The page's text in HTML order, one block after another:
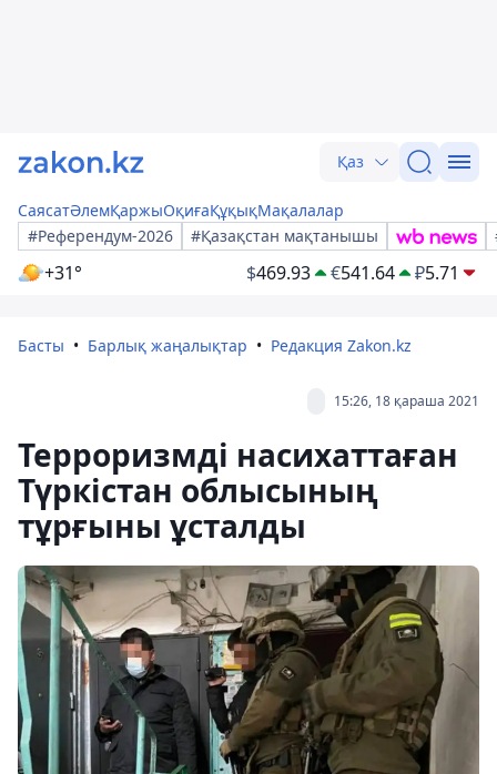
Қаз
СаясатӘлемҚаржыОқиғаҚұқықМақалалар
#Референдум-2026
#Қазақстан мақтанышы
+31° $469.93 €541.64 ₽5.71
Басты Барлық жаңалықтар Редакция Zakon.kz
15:26, 18 қараша 2021
Терроризмді насихаттаған
Түркістан облысының
тұрғыны ұсталды